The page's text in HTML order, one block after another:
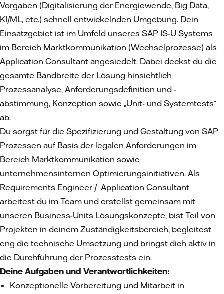
Vorgaben (Digitalisierung der Energiewende, Big Data,
KI/ML, etc.) schnell entwickelnden Umgebung. Dein
Einsatzgebiet ist im Umfeld unseres SAP IS-U Systems
im Bereich Marktkommunikation (Wechselprozesse) als
Application Consultant angesiedelt. Dabei deckst du die
gesamte Bandbreite der Lösung hinsichtlich
Prozessanalyse, Anforderungsdefinition und -
abstimmung, Konzeption sowie „Unit- und Systemtests“
ab.
Du sorgst für die Spezifizierung und Gestaltung von SAP
Prozessen auf Basis der legalen Anforderungen im
Bereich Marktkommunikation sowie
unternehmensinternen Optimierungsinitiativen. Als
Requirements Engineer / Application Consultant
arbeitest du im Team und erstellst gemeinsam mit
unseren Business-Units Lösungskonzepte, bist Teil von
Projekten in deinem Zuständigkeitsbereich, begleitest
eng die technische Umsetzung und bringst dich aktiv in
die Durchführung der Prozesstests ein.
Deine Aufgaben und Verantwortlichkeiten:
Konzeptionelle Vorbereitung und Mitarbeit in